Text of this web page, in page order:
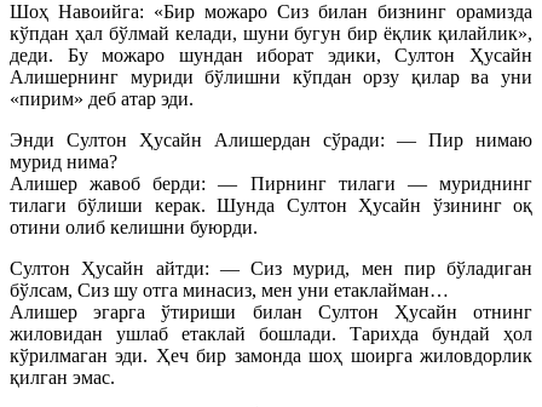
Шоҳ Навоийга: «Бир можаро Сиз билан бизнинг орамизда
кўпдан ҳал бўлмай келади, шуни бугун бир ёқлик қилайлик»,
деди. Бу можаро шундан иборат эдики, Султон Ҳусайн
Алишернинг муриди бўлишни кўпдан орзу қилар ва уни
«пирим» деб атар эди.
Энди Султон Ҳусайн Алишердан сўради: — Пир нимаю
мурид нима?
Алишер жавоб берди: — Пирнинг тилаги — муриднинг
тилаги бўлиши керак. Шунда Султон Ҳусайн ўзининг оқ
отини олиб келишни буюрди.
Султон Ҳусайн айтди: — Сиз мурид, мен пир бўладиган
бўлсам, Сиз шу отга минасиз, мен уни етаклайман…
Алишер эгарга ўтириши билан Султон Ҳусайн отнинг
жиловидан ушлаб етаклай бошлади. Тарихда бундай ҳол
кўрилмаган эди. Ҳеч бир замонда шоҳ шоирга жиловдорлик
қилган эмас.